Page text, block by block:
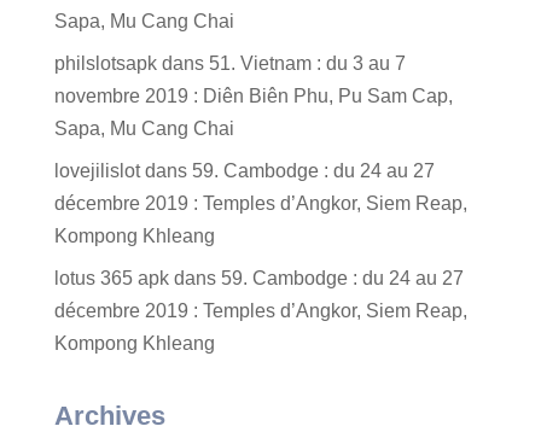
Sapa, Mu Cang Chai
philslotsapkdans 51. Vietnam : du 3 au 7
novembre 2019 : Diên Biên Phu, Pu Sam Cap,
Sapa, Mu Cang Chai
lovejilislotdans 59. Cambodge : du 24 au 27
décembre 2019 : Temples d’Angkor, Siem Reap,
Kompong Khleang
lotus 365 apkdans 59. Cambodge : du 24 au 27
décembre 2019 : Temples d’Angkor, Siem Reap,
Kompong Khleang
Archives